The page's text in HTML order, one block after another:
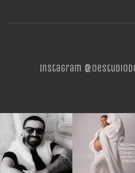
Instagram